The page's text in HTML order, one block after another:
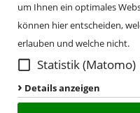
um Ihnen ein optimales
können hier entscheiden,
erlauben und welche nicht.
Statistik (Matomo)
Details anzeigen